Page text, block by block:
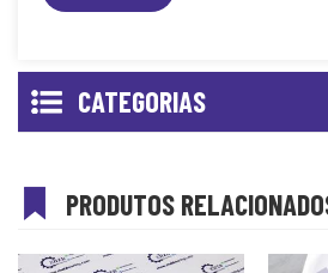
CATEGORIAS
PRODUTOS